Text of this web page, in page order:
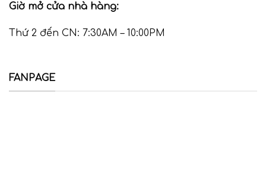
Giờ mở cửa nhà hàng:
Thứ 2 đến CN: 7:30AM – 10:00PM
FANPAGE